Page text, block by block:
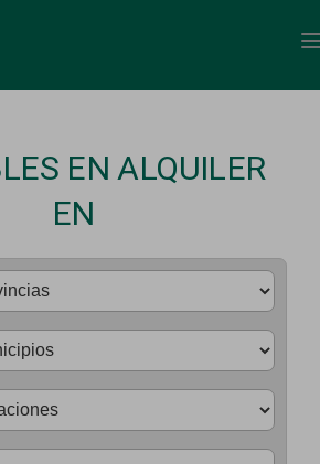
EN ALQUILER
EN